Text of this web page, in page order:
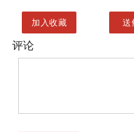
加入收藏 送
评论